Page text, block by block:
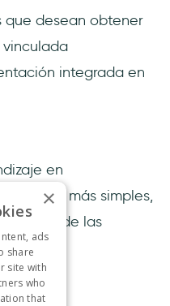
que desean obtener
integrada en
en
más simples,
de las
×
ads
share
site with
who
that